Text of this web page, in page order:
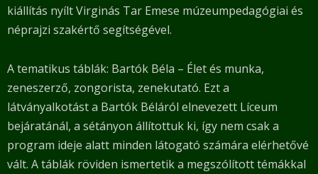
kiállítás nyílt Virginás Tar Emese múzeumpedagógiai és
néprajzi szakértő segítségével.
A tematikus táblák: Bartók Béla – Élet és munka,
zeneszerző, zongorista, zenekutató. Ezt a
látványalkotást a Bartók Béláról elnevezett Líceum
bejáratánál, a sétányon állítottuk ki, így nem csak a
program ideje alatt minden látogató számára elérhetővé
vált. A táblák röviden ismertetik a megszólított témákkal